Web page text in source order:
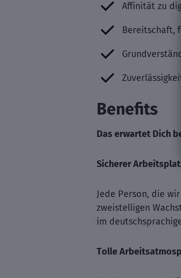
Affinität zu
Bereitschaft,
Benefits
Das erwartet Dich
Sicherer
Jede Person, die
zweistelligen
im
Tolle